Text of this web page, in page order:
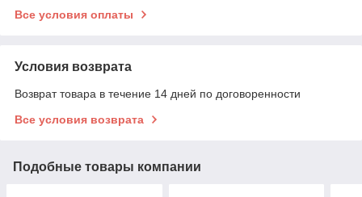
Все условия оплаты
Условия возврата
Возврат товара в течение 14 дней по договоренности
Все условия возврата
Подобные товары компании